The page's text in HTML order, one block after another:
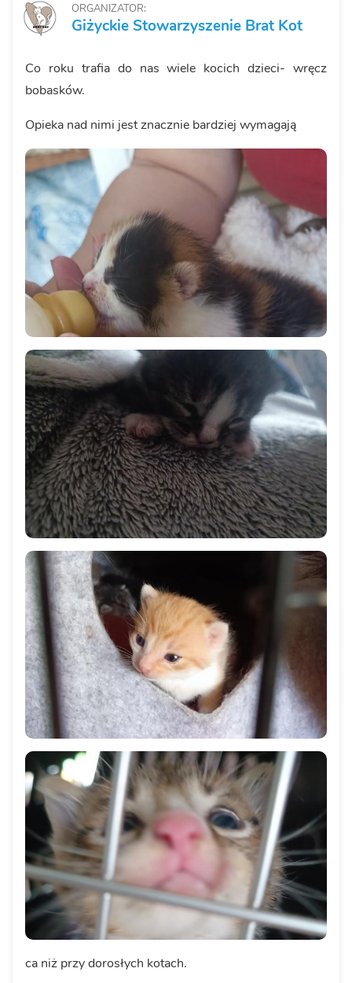
ORGANIZATOR:
Giżyckie Stowarzyszenie Brat Kot
Co roku trafia do nas wiele kocich dzieci- wręcz
bobasków.
Opieka nad nimi jest znacznie bardziej wymagają
ca niż przy dorosłych kotach.